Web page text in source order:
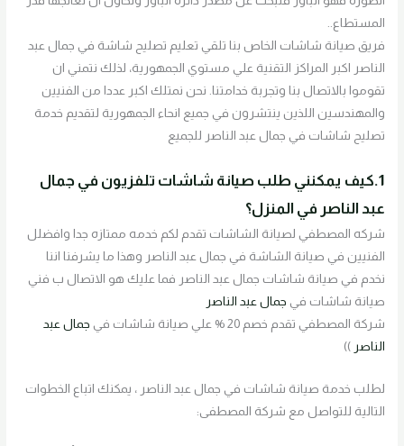
المستطاع..
فريق صيانة شاشات الخاص بنا تلقي تعليم تصليح شاشة في جمال عبد
الناصر اكبر المراكز التقنية علي مستوي الجمهورية، لذلك نتمني ان
تقوموا بالاتصال بنا وتجربة خدامتنا. نحن نمتلك اكبر عددا من الفنيين
والمهندسين اللذين ينتشرون في جميع انحاء الجمهورية لتقديم خدمة
تصليح شاشات في جمال عبد الناصر للجميع
1.كيف يمكنني طلب صيانة شاشات تلفزيون في جمال
عبد الناصر في المنزل؟
شركه المصطفي لصيانة الشاشات تقدم لكم خدمه ممتازه جدا وافضلل
الفنيين في صيانة الشاشة في جمال عبد الناصر وهذا ما يشرفنا اننا
نخدم في صيانة شاشات جمال عبد الناصر فما عليك هو الاتصال ب فني
صيانة شاشات في جمال عبد الناصر
شركة المصطفي تقدم خصم 20 % علي صيانة شاشات في
جمال عبد
الناصر))
لطلب خدمة صيانة شاشات في جمال عبد الناصر ، يمكنك اتباع الخطوات
التالية للتواصل مع شركة المصطفى: